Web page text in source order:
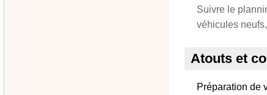
Suivre le
véhicules
Atouts et
Préparation de